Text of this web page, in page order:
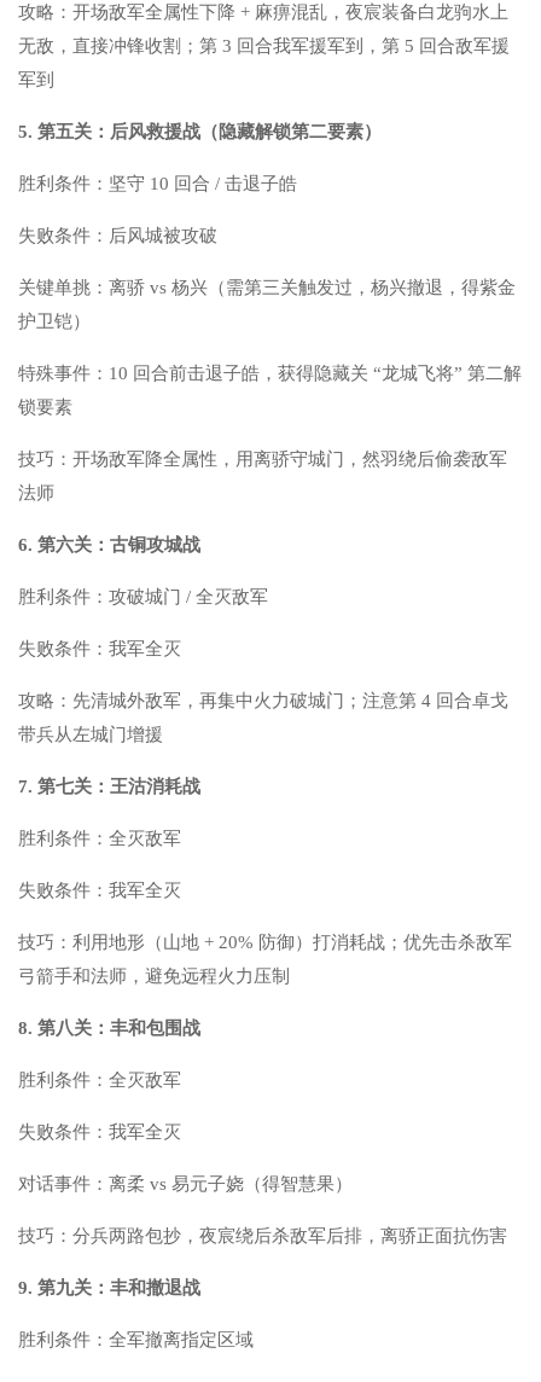
攻略：开场敌军全属性下降 + 麻痹混乱，夜宸装备白龙驹水上
无敌，直接冲锋收割；第 3 回合我军援军到，第 5 回合敌军援
军到
5. 第五关：后风救援战（隐藏解锁第二要素）
胜利条件：坚守 10 回合 / 击退子皓
失败条件：后风城被攻破
关键单挑：离骄 vs 杨兴（需第三关触发过，杨兴撤退，得紫金
护卫铠）
特殊事件：10 回合前击退子皓，获得隐藏关 “龙城飞将” 第二解
锁要素
技巧：开场敌军降全属性，用离骄守城门，然羽绕后偷袭敌军
法师
6. 第六关：古铜攻城战
胜利条件：攻破城门 / 全灭敌军
失败条件：我军全灭
攻略：先清城外敌军，再集中火力破城门；注意第 4 回合卓戈
带兵从左城门增援
7. 第七关：王沽消耗战
胜利条件：全灭敌军
失败条件：我军全灭
技巧：利用地形（山地 + 20% 防御）打消耗战；优先击杀敌军
弓箭手和法师，避免远程火力压制
8. 第八关：丰和包围战
胜利条件：全灭敌军
失败条件：我军全灭
对话事件：离柔 vs 易元子娆（得智慧果）
技巧：分兵两路包抄，夜宸绕后杀敌军后排，离骄正面抗伤害
9. 第九关：丰和撤退战
胜利条件：全军撤离指定区域